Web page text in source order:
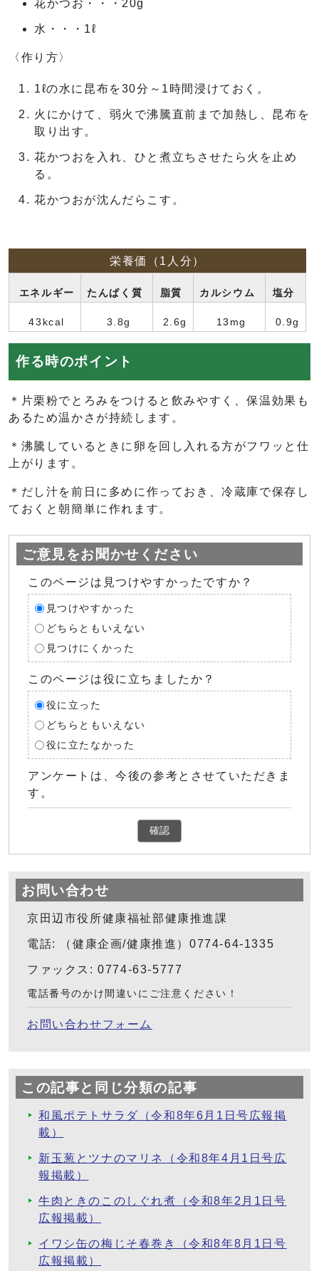
花かつお・・・20g
水・・・1ℓ
〈作り方〉
1ℓの水に昆布を30分～1時間浸けておく。
火にかけて、弱火で沸騰直前まで加熱し、昆布を
取り出す。
花かつおを入れ、ひと煮立ちさせたら火を止め
る。
花かつおが沈んだらこす。
栄養価（1人分）
エネルギー たんぱく質 脂質 カルシウム 塩分
43kcal 3.8g 2.6g 13mg 0.9g
作る時のポイント
＊片栗粉でとろみをつけると飲みやすく、保温効果も
あるため温かさが持続します。
＊沸騰しているときに卵を回し入れる方がフワッと仕
上がります。
＊だし汁を前日に多めに作っておき、冷蔵庫で保存し
ておくと朝簡単に作れます。
ご意見をお聞かせください
このページは見つけやすかったですか？
見つけやすかった
どちらともいえない
見つけにくかった
このページは役に立ちましたか？
役に立った
どちらともいえない
役に立たなかった
アンケートは、今後の参考とさせていただきま
す。
確認
お問い合わせ
京田辺市役所健康福祉部健康推進課
電話: （健康企画/健康推進）0774-64-1335
ファックス: 0774-63-5777
電話番号のかけ間違いにご注意ください！
お問い合わせフォーム
この記事と同じ分類の記事
和風ポテトサラダ（令和8年6月1日号広報掲
載）
新玉葱とツナのマリネ（令和8年4月1日号広
報掲載）
牛肉ときのこのしぐれ煮（令和8年2月1日号
広報掲載）
イワシ缶の梅じそ春巻き（令和8年8月1日号
広報掲載）